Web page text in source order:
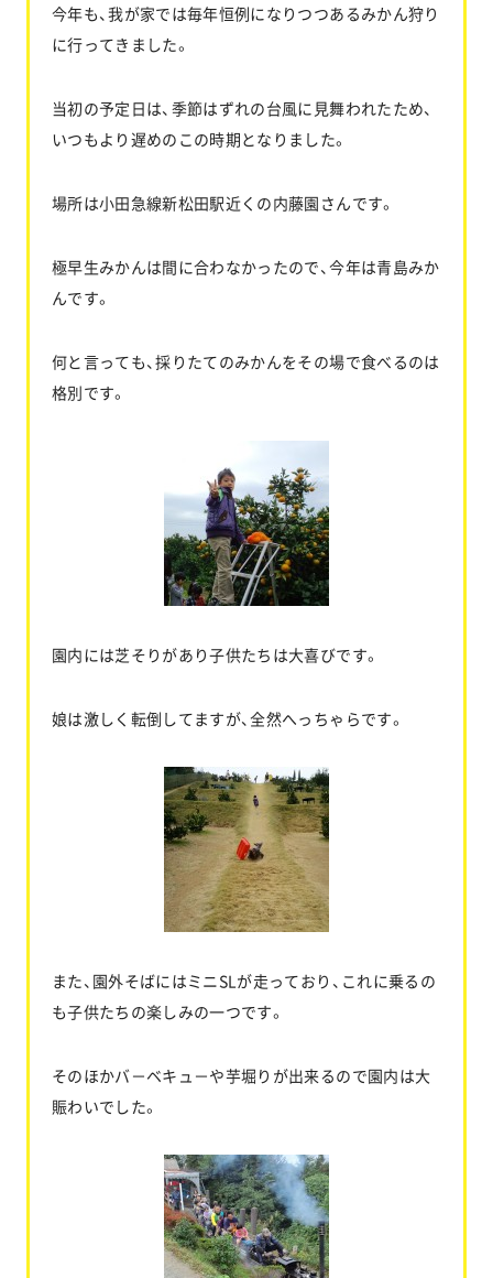
今年も、我が家では毎年恒例になりつつあるみかん狩り
に行ってきました。
当初の予定日は、季節はずれの台風に見舞われたため、
いつもより遅めのこの時期となりました。
場所は小田急線新松田駅近くの内藤園さんです。
極早生みかんは間に合わなかったので、今年は青島みか
んです。
何と言っても、採りたてのみかんをその場で食べるのは
格別です。
園内には芝そりがあり子供たちは大喜びです。
娘は激しく転倒してますが、全然へっちゃらです。
また、園外そばにはミニSLが走っており、これに乗るの
も子供たちの楽しみの一つです。
そのほかバ－ベキュ－や芋堀りが出来るので園内は大
賑わいでした。